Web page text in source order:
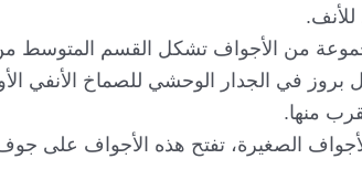
من الأجواف تشكل القسم المتوسط من
في الجدار الوحشي للصماخ الأنفي
منها.
الصغيرة، تفتح هذه الأجواف على